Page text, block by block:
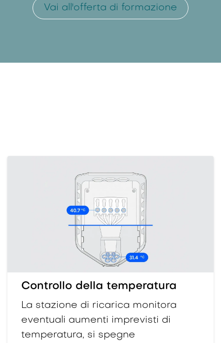
Vai all'offerta di formazione
Controllo della temperatura
La stazione di ricarica monitora
eventuali aumenti imprevisti di
temperatura, si spegne